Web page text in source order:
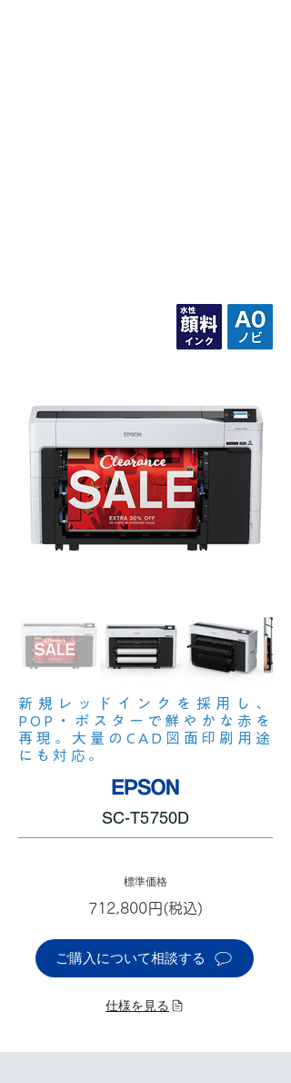
新規レッドインクを採用し、
POP・ポスターで鮮やかな赤を
再現。大量のCAD図面印刷用途
にも対応。
SC-T5750D
標準価格
712,800円(税込)
ご購入について相談する
仕様を見る